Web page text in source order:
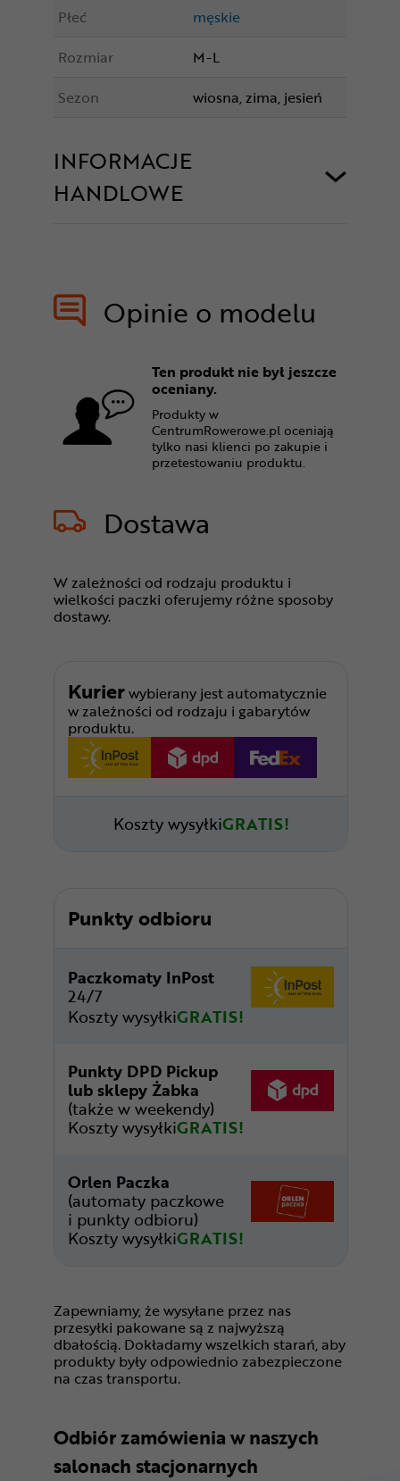
Płeć
męskie
Rozmiar
M-L
Sezon
wiosna, zima, jesień
INFORMACJE
HANDLOWE
Opinie o modelu
Ten produkt nie był jeszcze
oceniany.
Produkty w
CentrumRowerowe.pl oceniają
tylko nasi klienci po zakupie i
przetestowaniu produktu.
Dostawa
W zależności od rodzaju produktu i
wielkości paczki oferujemy różne sposoby
dostawy.
Kurierwybierany jest automatycznie
w zależności od rodzaju i gabarytów
produktu.
Koszty wysyłkiGRATIS!
Punkty odbioru
Paczkomaty InPost
24/7
Koszty wysyłkiGRATIS!
Punkty DPD Pickup
lub sklepy Żabka
(także w weekendy)
Koszty wysyłkiGRATIS!
Orlen Paczka
(automaty paczkowe
i punkty odbioru)
Koszty wysyłkiGRATIS!
Zapewniamy, że wysyłane przez nas
przesyłki pakowane są z najwyższą
dbałością. Dokładamy wszelkich starań, aby
produkty były odpowiednio zabezpieczone
na czas transportu.
Odbiór zamówienia w naszych
salonach stacjonarnych